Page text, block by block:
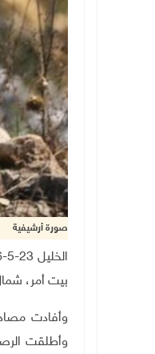
صورة أرشيفية
بيت أمر،
وأفادت